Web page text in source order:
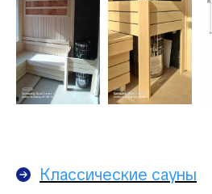
Классические сауны